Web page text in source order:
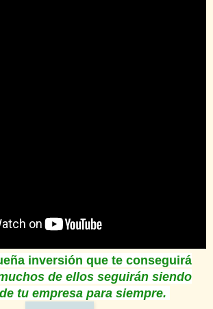
inversión que te conseguirá
de ellos seguirán siendo
tu empresa para siempre.